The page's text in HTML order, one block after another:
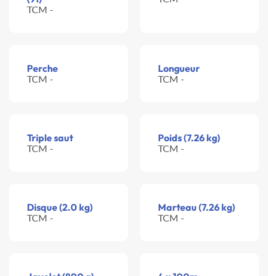
TCM -
Perche
TCM -
Longueur
TCM -
Triple saut
TCM -
Poids (7.26 kg)
TCM -
Disque (2.0 kg)
TCM -
Marteau (7.26 kg)
TCM -